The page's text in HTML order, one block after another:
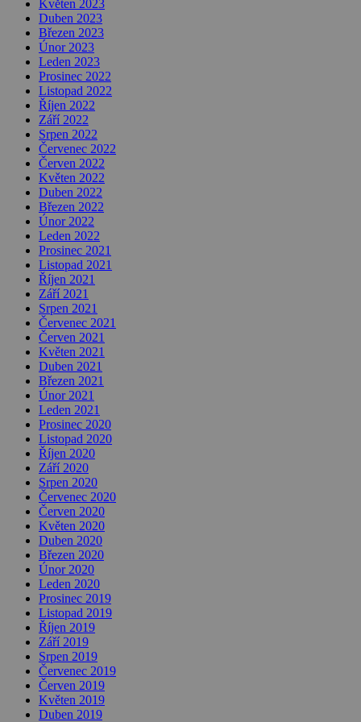
Květen 2023
Duben 2023
Březen 2023
Únor 2023
Leden 2023
Prosinec 2022
Listopad 2022
Říjen 2022
Září 2022
Srpen 2022
Červenec 2022
Červen 2022
Květen 2022
Duben 2022
Březen 2022
Únor 2022
Leden 2022
Prosinec 2021
Listopad 2021
Říjen 2021
Září 2021
Srpen 2021
Červenec 2021
Červen 2021
Květen 2021
Duben 2021
Březen 2021
Únor 2021
Leden 2021
Prosinec 2020
Listopad 2020
Říjen 2020
Září 2020
Srpen 2020
Červenec 2020
Červen 2020
Květen 2020
Duben 2020
Březen 2020
Únor 2020
Leden 2020
Prosinec 2019
Listopad 2019
Říjen 2019
Září 2019
Srpen 2019
Červenec 2019
Červen 2019
Květen 2019
Duben 2019